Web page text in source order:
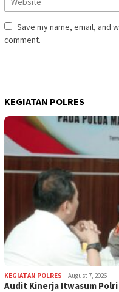
Save my name, email, and
comment.
KEGIATAN POLRES
KEGIATAN POLRES August 7, 2026
Audit Kinerja Itwasum